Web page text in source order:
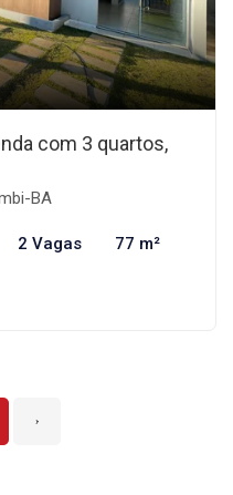
com 3 quartos,
BA
2 Vagas 77 m²
›